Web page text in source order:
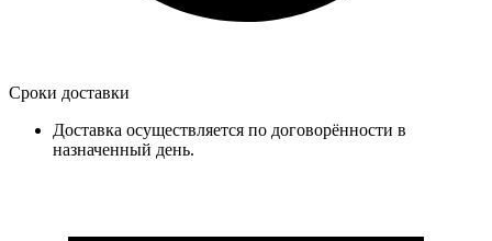
Сроки доставки
Доставка осуществляется по договорённости в
назначенный день.